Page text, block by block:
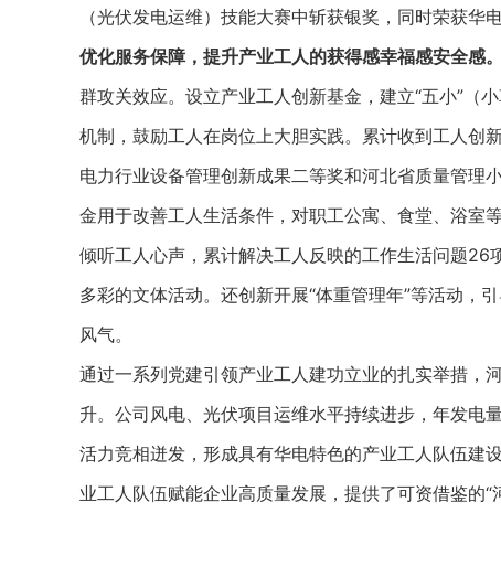
（光伏发电运维）技能大赛中斩获银奖，同时荣获华
优化服务保障，提升产业工人的获得感幸福感安全感。
群攻关效应。设立产业工人创新基金，建立“五小”（
机制，鼓励工人在岗位上大胆实践。累计收到工人创
电力行业设备管理创新成果二等奖和河北省质量管理
金用于改善工人生活条件，对职工公寓、食堂、浴室
倾听工人心声，累计解决工人反映的工作生活问题
多彩的文体活动。还创新开展“体重管理年”等活动，
风气。
通过一系列党建引领产业工人建功立业的扎实举措，
升。公司风电、光伏项目运维水平持续进步，年发电
活力竞相迸发，形成具有华电特色的产业工人队伍建
业工人队伍赋能企业高质量发展，提供了可资借鉴的“